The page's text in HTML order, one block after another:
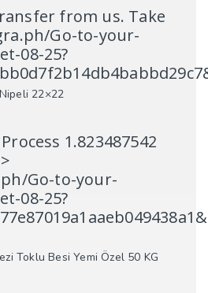
from us. Take
Go-to-your-
08-25?
22×22
1.823487542
Go-to-your-
08-25?
Toklu Besi Yemi Özel 50 KG